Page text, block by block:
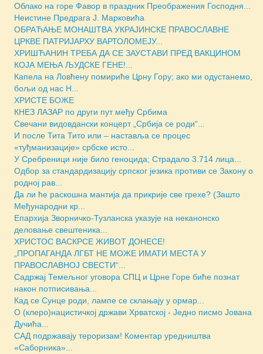
Облако на горе Фавор в праздник Преображения Господня...
Неистине Предрага Ј. Марковића
ОБРАЋАЊЕ МОНАШТВА УКРАЈИНСКЕ ПРАВОСЛАВНЕ
ЦРКВЕ ПАТРИЈАРХУ ВАРТОЛОМЕЈУ...
ХРИШЋАНИН ТРЕБА ДА СЕ ЗАУСТАВИ ПРЕД ВАКЦИНОМ
КОЈА МЕЊА ЉУДСКЕ ГЕНЕ!...
Капела на Ловћену помириће Црну Гору; ако ми одустанемо,
бољи од нас Н...
ХРИСТЕ БОЖЕ
КНЕЗ ЛАЗАР по други пут међу Србима
Свечани видовдански концерт „Србија се роди“...
И после Тита Тито или – наставља се процес
«туђманизације» србске исто...
У Сребреници није било геноцида; Страдало 3.714 лица...
Одбор за стандардизацију српског језика противи се Закону о
родној рав...
Да ли ће раскошна мантија да прикрије све грехе? (Зашто
Међународни кр...
Епархија Зворничко-Тузланска указује на неканонско
деловање свештеника...
ХРИСТОС ВАСКРСЕ ЖИВОТ ДОНЕСЕ!
„ПРОПАГАНДА ЛГБТ НЕ МОЖЕ ИМАТИ МЕСТА У
ПРАВОСЛАВНОЈ СВЕСТИ“...
Садржај Темељног уговора СПЦ и Црне Горе биће познат
након потписивања...
Кад се Сунце роди, лампе се склањају у ормар...
О (клеро)нацистичкој држави Хрватској - Једно писмо Јована
Дучића...
САД подржавају тероризам! Коментар уредништва
«Саборника»...